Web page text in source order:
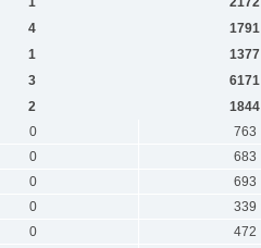
4 1791
1 1377
3 6171
2 1844
0 763
0 683
0 693
0 339
0 472